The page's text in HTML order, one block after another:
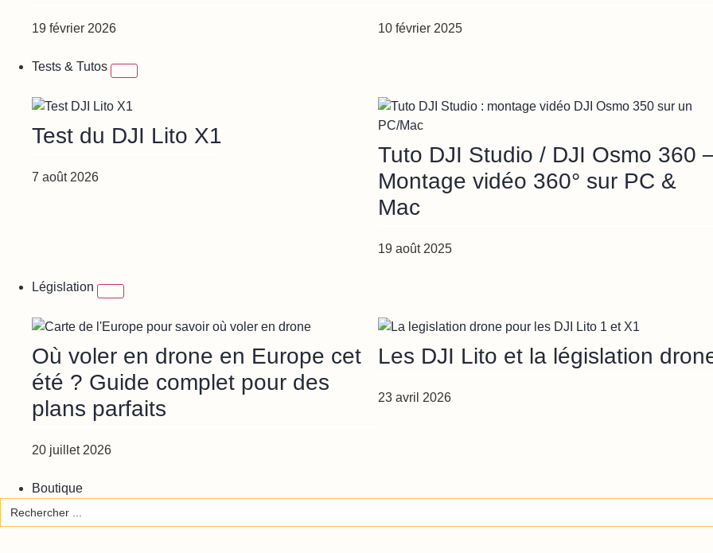
19 février 2026 10 février 2025
Tests & Tutos
Test du DJI Lito X1
7 août 2026
Tuto DJI Studio / DJI Osmo 360
Montage vidéo 360° sur PC &
Mac
19 août 2025
Législation
Où voler en drone en Europe cet
été ? Guide complet pour des
plans parfaits
20 juillet 2026
Les DJI Lito et la législation
23 avril 2026
Boutique
Search
for: